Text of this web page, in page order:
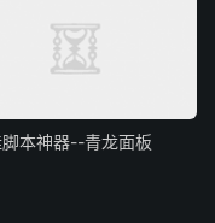
本神器--青龙面板